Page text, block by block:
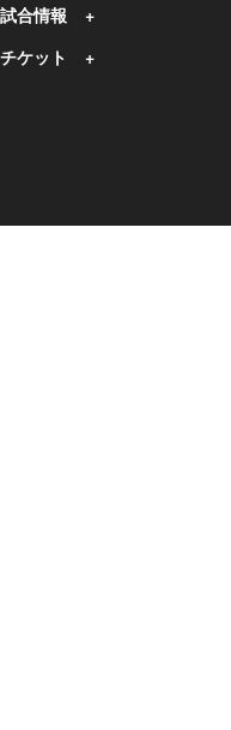
試合情報
チケット